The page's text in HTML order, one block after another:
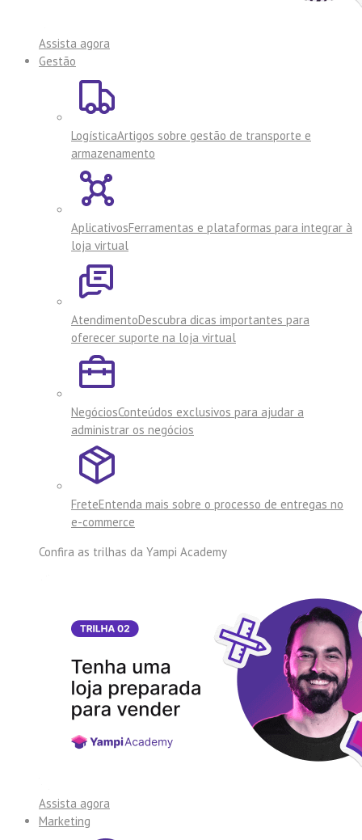
Assista agora
Gestão
LogísticaArtigos sobre gestão de transporte e
armazenamento
AplicativosFerramentas e plataformas para integrar à
loja virtual
AtendimentoDescubra dicas importantes para
oferecer suporte na loja virtual
NegóciosConteúdos exclusivos para ajudar a
administrar os negócios
FreteEntenda mais sobre o processo de entregas no
e-commerce
Confira as trilhas da Yampi Academy
Assista agora
Marketing